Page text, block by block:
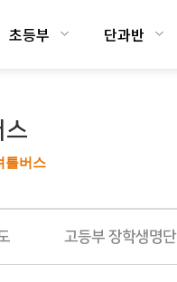
초등부 단과반
스
틀버스
고등부 장학생명단